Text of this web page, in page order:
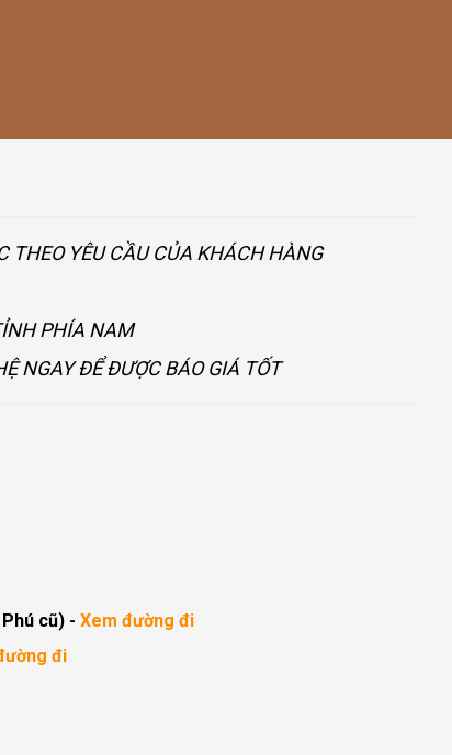
THEO YÊU CẦU CỦA KHÁCH HÀNG
PHÍA NAM
NGAY ĐỂ ĐƯỢC BÁO GIÁ TỐT
Phú cũ) - Xem đường đi
đi